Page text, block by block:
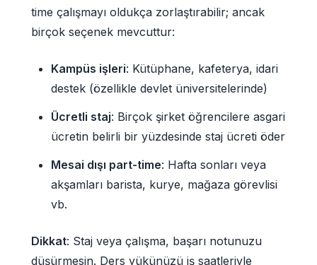
time çalışmayı oldukça zorlaştırabilir; ancak
birçok seçenek mevcuttur:
Kampüs işleri: Kütüphane, kafeterya, idari
destek (özellikle devlet üniversitelerinde)
Ücretli staj: Birçok şirket öğrencilere asgari
ücretin belirli bir yüzdesinde staj ücreti öder
Mesai dışı part-time: Hafta sonları veya
akşamları barista, kurye, mağaza görevlisi
vb.
Dikkat: Staj veya çalışma, başarı notunuzu
düşürmesin. Ders yükünüzü iş saatleriyle